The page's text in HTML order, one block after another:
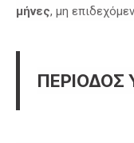
μήνες, μη